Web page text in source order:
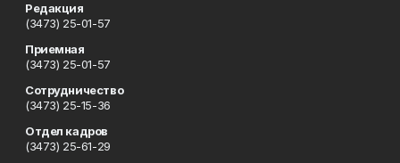
Редакция
(3473) 25-01-57
Приемная
(3473) 25-01-57
Сотрудничество
(3473) 25-15-36
Отдел кадров
(3473) 25-61-29